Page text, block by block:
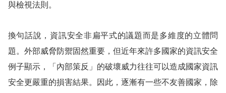
與檢視法則。
換句話說， 資訊安全非扁平式的議題而是多維度的立體問
題。 外部威脅防禦固然重要，但近年來許多國家的資訊安全
例子顯示，「內部策反」的破壞威力往往可以造成國家資訊
安全更嚴重的損害結果。因此，逐漸有一些不友善國家，除